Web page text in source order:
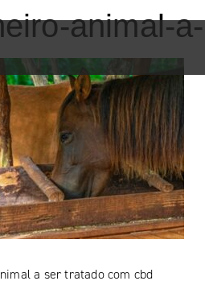
animal-
a ser tratado com cbd